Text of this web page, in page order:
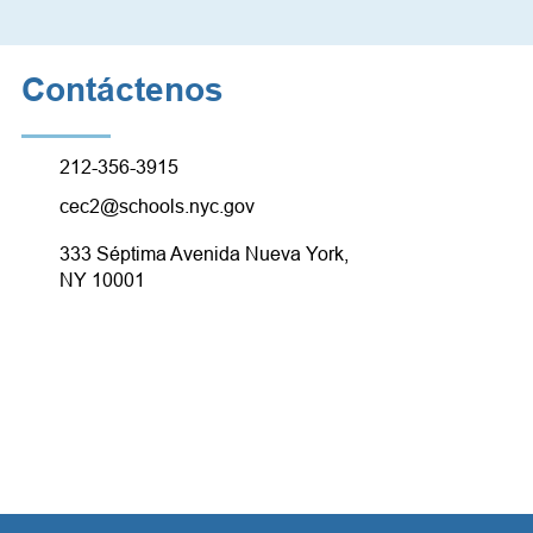
Contáctenos
212-356-3915
cec2@schools.nyc.gov
333 Séptima Avenida Nueva York,
NY 10001